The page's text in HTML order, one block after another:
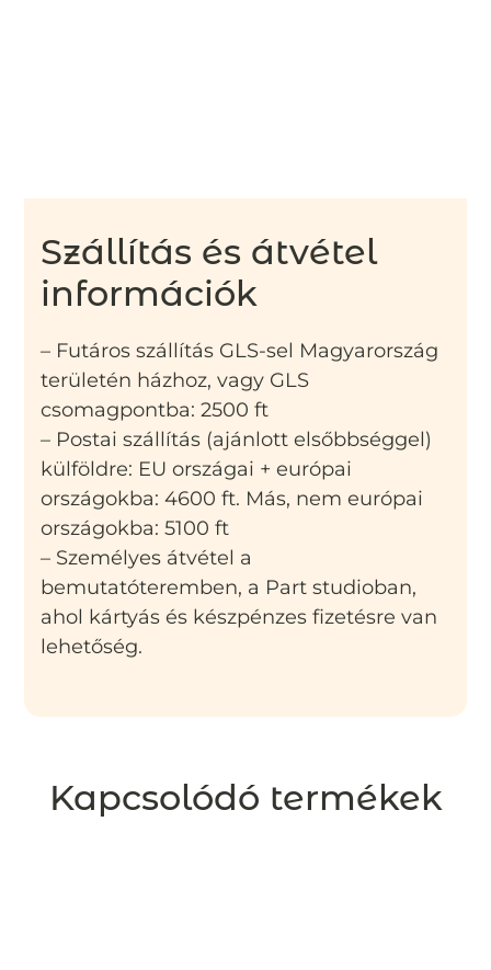
Szállítás és átvétel
információk
– Futáros szállítás GLS-sel Magyarország
területén házhoz, vagy GLS
csomagpontba: 2500 ft
– Postai szállítás (ajánlott elsőbbséggel)
külföldre: EU országai + európai
országokba: 4600 ft. Más, nem európai
országokba: 5100 ft
– Személyes átvétel a
bemutatóteremben, a Part studioban,
ahol kártyás és készpénzes fizetésre van
lehetőség.
Kapcsolódó termékek